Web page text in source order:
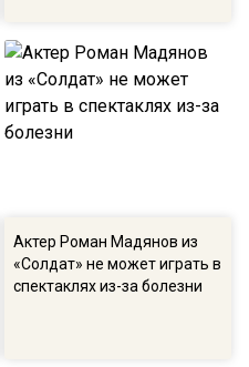
Актер Роман Мадянов из
«Солдат» не может играть в
спектаклях из-за болезни